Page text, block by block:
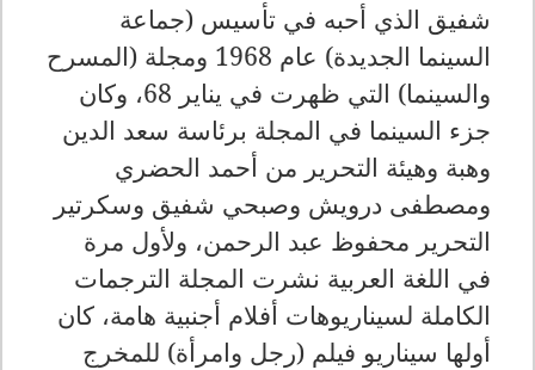
شفيق الذي أحبه في تأسيس (جماعة
السينما الجديدة) عام 1968 ومجلة (المسرح
والسينما) التي ظهرت في يناير 68، وكان
جزء السينما في المجلة برئاسة سعد الدين
وهبة وهيئة التحرير من أحمد الحضري
ومصطفى درويش وصبحي شفيق وسكرتير
التحرير محفوظ عبد الرحمن، ولأول مرة
في اللغة العربية نشرت المجلة الترجمات
الكاملة لسيناريوهات أفلام أجنبية هامة، كان
أولها سيناريو فيلم (رجل وامرأة) للمخرج